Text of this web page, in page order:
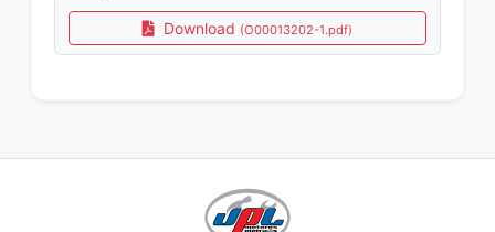
Download (O00013202-1.pdf)